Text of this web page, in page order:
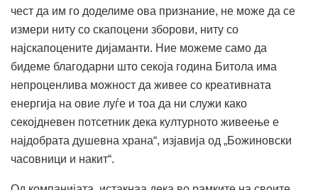
чест да им го доделиме ова признание, не може да се
измери ниту со скапоцени зборови, ниту со
најскапоцените дијаманти. Ние можеме само да
бидеме благодарни што секоја година Битола има
непроценлива можност да живее со креативната
енергија на овие луѓе и тоа да ни служи како
секојдневен потсетник дека културното живеење е
најдобрата душевна храна“, изјавија од „Божиновски
часовници и накит“.